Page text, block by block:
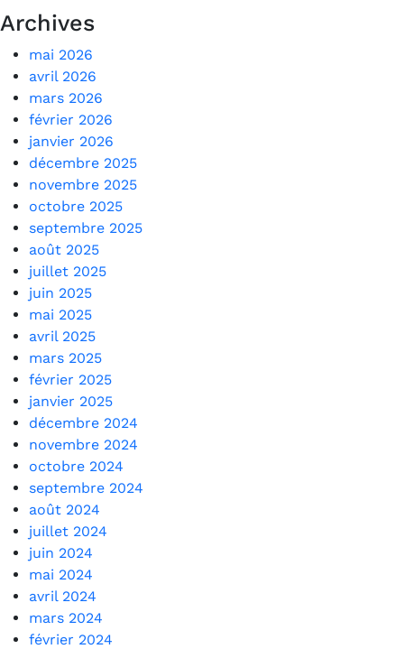
Archives
mai 2026
avril 2026
mars 2026
février 2026
janvier 2026
décembre 2025
novembre 2025
octobre 2025
septembre 2025
août 2025
juillet 2025
juin 2025
mai 2025
avril 2025
mars 2025
février 2025
janvier 2025
décembre 2024
novembre 2024
octobre 2024
septembre 2024
août 2024
juillet 2024
juin 2024
mai 2024
avril 2024
mars 2024
février 2024